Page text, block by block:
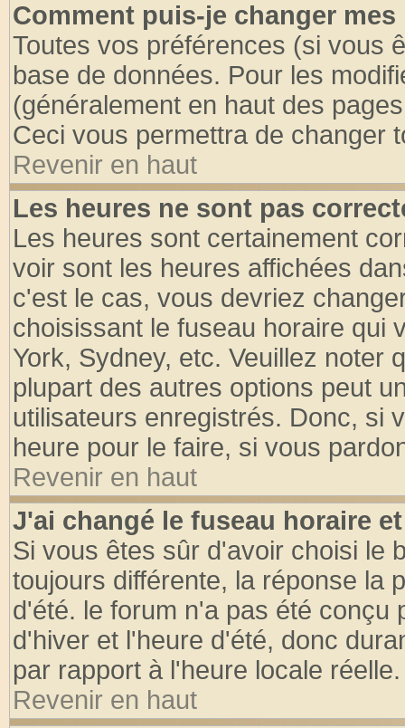
Comment puis-je changer mes
Toutes vos préférences (si vous
base de données. Pour les
(généralement en haut des
Ceci vous permettra de changer
Revenir en haut
Les heures ne sont pas
Les heures sont certainement
voir sont les heures affichées
c'est le cas, vous devriez
choisissant le fuseau horaire qui
York, Sydney, etc. Veuillez noter
plupart des autres options peut
utilisateurs enregistrés. Donc, si
heure pour le faire, si vous
Revenir en haut
J'ai changé le fuseau horaire
Si vous êtes sûr d'avoir choisi le
toujours différente, la réponse la
d'été. le forum n'a pas été conçu
d'hiver et l'heure d'été, donc
par rapport à l'heure locale réelle.
Revenir en haut